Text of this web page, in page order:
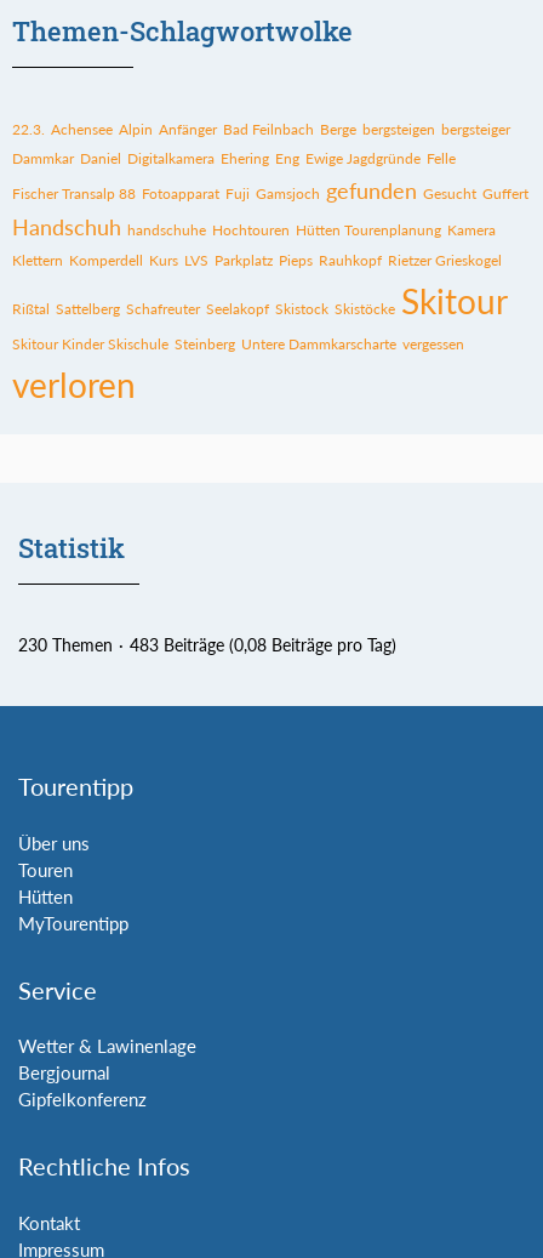
Themen-Schlagwortwolke
22.3. Achensee Alpin Anfänger Bad Feilnbach Berge bergsteigen bergsteiger
Dammkar Daniel Digitalkamera Ehering Eng Ewige Jagdgründe Felle
Fischer Transalp 88 Fotoapparat Fuji Gamsjoch gefunden Gesucht Guffert
Handschuh handschuhe Hochtouren Hütten Tourenplanung Kamera
Klettern Komperdell Kurs LVS Parkplatz Pieps Rauhkopf Rietzer Grieskogel
Rißtal Sattelberg Schafreuter Seelakopf Skistock Skistöcke Skitour
Skitour Kinder Skischule Steinberg Untere Dammkarscharte vergessen
verloren
Statistik
230 Themen 483 Beiträge (0,08 Beiträge pro Tag)
Tourentipp
Über uns
Touren
Hütten
MyTourentipp
Service
Wetter & Lawinenlage
Bergjournal
Gipfelkonferenz
Rechtliche Infos
Kontakt
Impressum